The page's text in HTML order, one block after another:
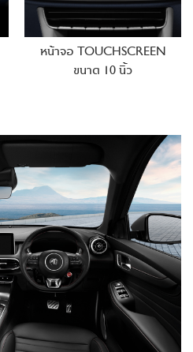
หน้าจอ TOUCHSCREEN
ขนาด 10 นิ้ว